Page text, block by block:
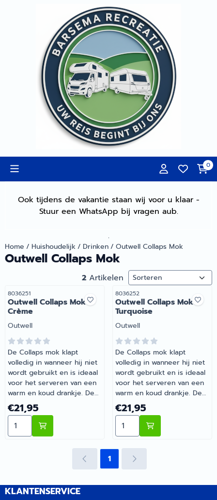
Cookievoorkeuren zijn momenteel gesloten.
0
Ook tijdens de vakantie staan wij voor u klaar -
Stuur een WhatsApp bij vragen aub.
.
Home / Huishoudelijk/ Drinken/ Outwell Collaps Mok
Outwell Collaps Mok
2 Artikelen Sorteermethode
Artikelnummer
8036251
Outwell Collaps Mok
Crème
Merk:
Outwell
De Collaps mok klapt
volledig in wanneer hij niet
wordt gebruikt en is ideaal
voor het serveren van een
warm en koud drankje. De
Collaps mok is
onbreekbaar, eenvoudig te
reinigen en opent in enkele
seconden. | Outwell Collaps
Prijs: 21,95
€21,95
Aantal kiezen voor Outwell Collaps Mok Crème
Artikelnummer
8036252
Outwell Collaps Mok
Turquoise
Merk:
Outwell
De Collaps mok klapt
volledig in wanneer hij niet
wordt gebruikt en is ideaal
voor het serveren van een
warm en koud drankje. De
Collaps mok is
onbreekbaar, eenvoudig te
reinigen en opent in enkele
seconden. | Outwell Collaps
Artikelnummer 8036252
Prijs: 21,95
€21,95
Aantal kiezen voor
1
KLANTENSERVICE